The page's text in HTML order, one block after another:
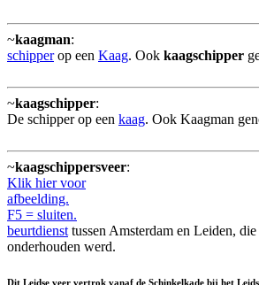
~kaagman:
schipperop een Kaag. Ook kaagschipper
~kaagschipper:
De schipper op een kaag. Ook Kaagman
~kaagschippersveer:
Klik hier voor
afbeelding.
F5 = sluiten.
beurtdienst tussen Amsterdam en Leiden, die
onderhouden werd.
Dit Leidse veer vertrok vanaf de Schinkelkade bij het